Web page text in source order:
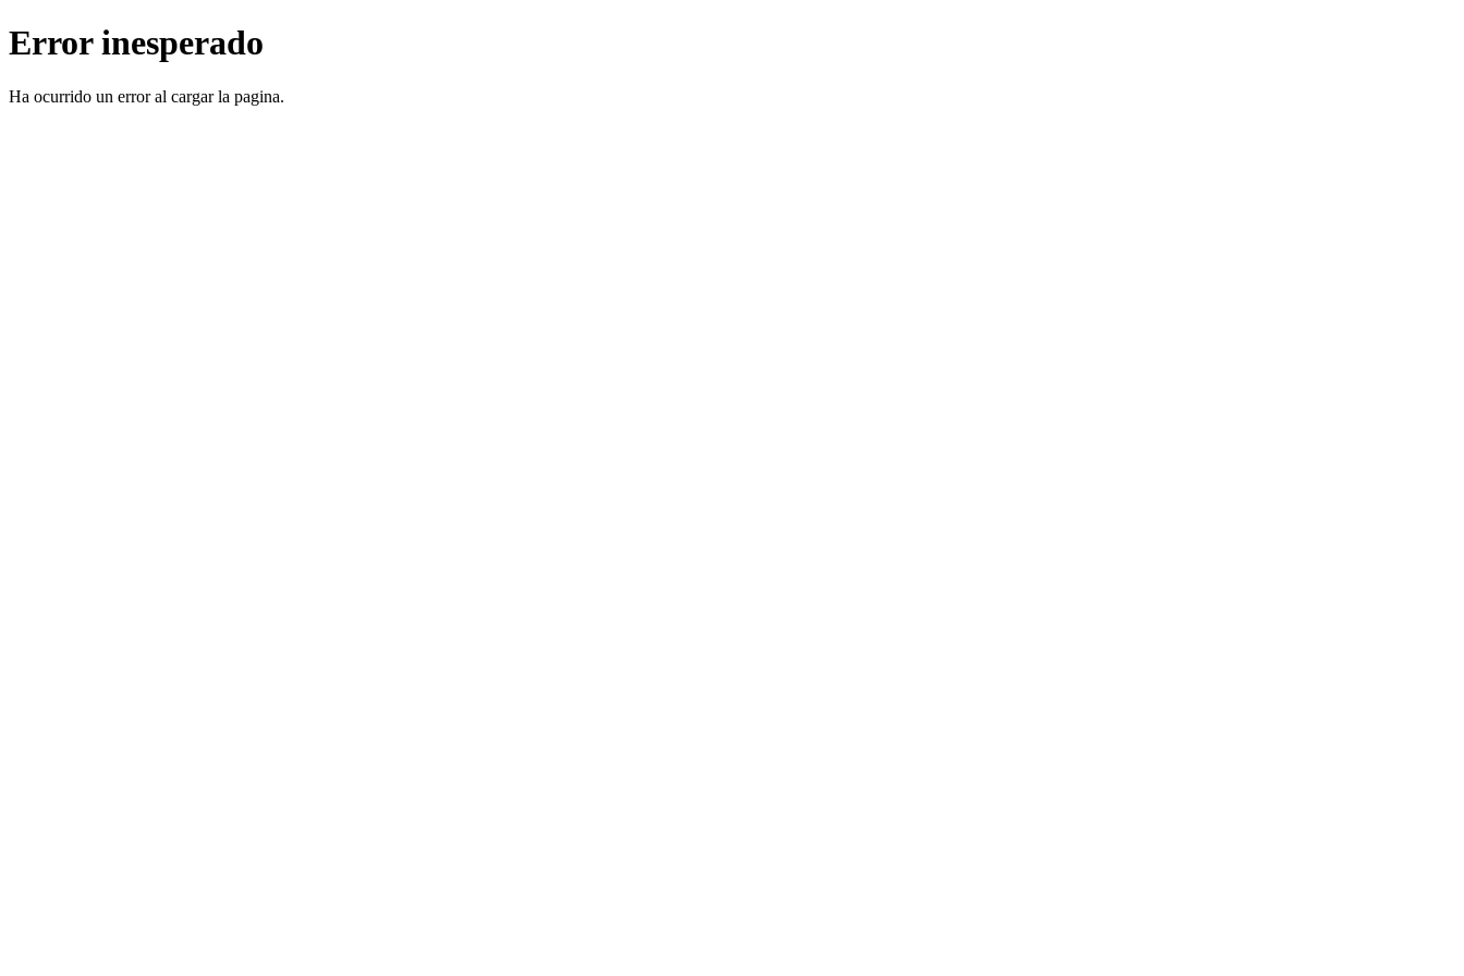
Error inesperado
Ha ocurrido un error al cargar la pagina.